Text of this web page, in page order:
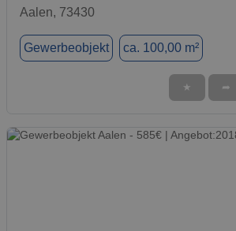
Aalen, 73430
Gewerbeobjekt ca. 100,00 m²
★ ➦